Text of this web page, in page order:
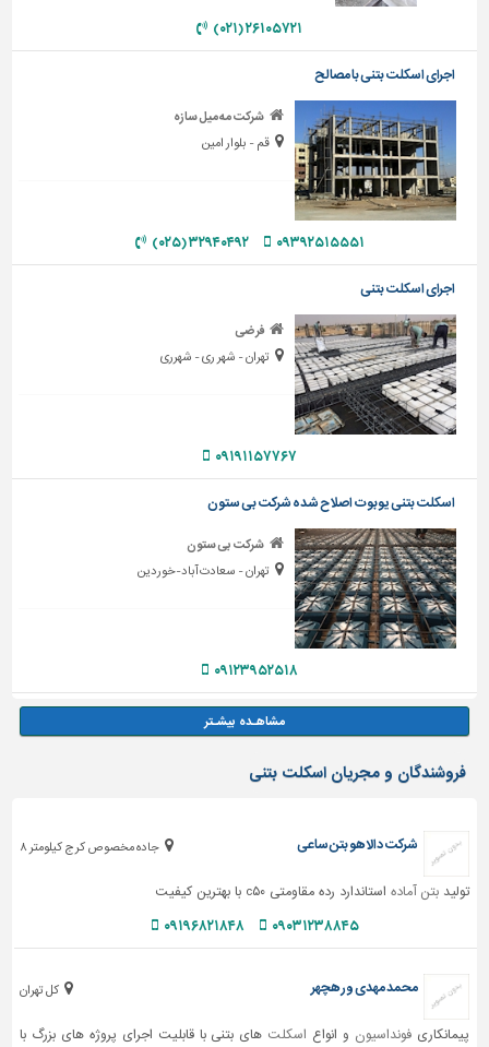
ساختمان
شهرسازی،
ترافیک
و
سازه
سایر
۲۶۱۰۵۷۲۱ (۰۲۱)
اجرای اسکلت بتنی با مصالح
شرکت مه میل سازه
قم - بلوار امین
۰۹۳۹۲۵۱۵۵۵۱ ۳۲۹۴۰۴۹۲ (۰۲۵)
اجرای اسکلت بتنی
فرضی
تهران - شهر ری - شهرری
۰۹۱۹۱۱۵۷۷۶۷
اسکلت بتنی یوبوت اصلاح شده شرکت بی ستون
شرکت بی ستون
تهران - سعادت آباد-خوردین
۰۹۱۲۳۹۵۲۵۱۸
فروشندگان و مجریان اسکلت بتنی
جاده مخصوص کرج کیلومتر ۸ شرکت دالاهو بتن ساعی
تولیدبتن آماده استاندارد رده مقاومتی c۵۰ با بهترین کیفیت
۰۹۰۳۱۲۳۸۸۴۵ ۰۹۱۹۶۸۲۱۸۴۸
کل تهران محمد مهدی ورهچهر
پیمانکاریفونداسیون و انواع اسکلت های بتنی با قابلیت اجرای پروژه های بزرگ با